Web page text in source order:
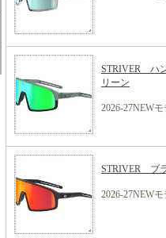
STRIVER ハ
リーン
2026-27NEW
STRIVER ブ
2026-27NEW